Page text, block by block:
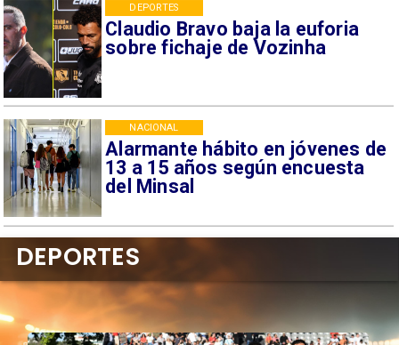
Claudio Bravo baja la euforia
sobre fichaje de Vozinha
DEPORTES
Alarmante hábito en jóvenes de
13 a 15 años según encuesta
del Minsal
NACIONAL
DEPORTES